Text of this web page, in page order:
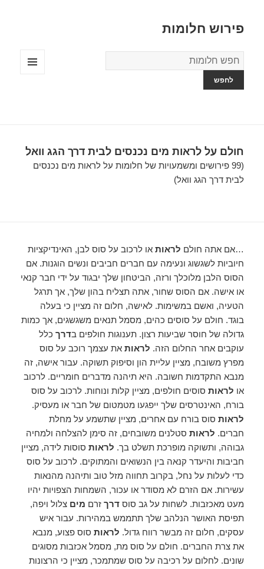
פירוש חלומות
מילון
החלומות
חולם על לראות מים נכנסים לבית דרך הגג וואל
(99 פירושים ומשמעויות של חלומות על לראות מים נכנסים
לבית דרך הגג וואל)
…אם אתה חולם לראות או לרכוב על סוס לבן, האינדיקציות
חיוביות לשגשוג ונעימה עם חברים חביבים ונשים הוגנות. אם
הסוס הלבן מלוכלך ורזה, הביטחון שלך יבגוד על ידי חבר קנאי
או אישה. אם הסוס שחור, אתה תצליח בהון שלך, אך תרגל
הטעיה, ואשם במשימות. לאישה, חלום זה מציין כי בעלה
בוגד. חולם על סוסים כהים, מסמל תנאים משגשגים, אך כמות
גדולה של חוסר שביעות רצון. תענוגות חולפים בדרך כלל
עוקבים אחר החלום הזה. לראות את עצמך רוכב על סוס
מפרץ משובח, מציין עליית הון וסיפוק תשוקה. עבור אישה, זה
מנבא התקדמות חשובה. היא תיהנה מדברים חומריים. לרכוב
או לראות סוסים חולפים, מציין קלות ונוחות. לרכוב על סוס
בורח, האינטרסים שלך ייפגעו מטמטום של חבר או מעסיק.
לראות סוס בורח עם אחרים, מציין שתשמע על מחלת
חברים. לראות סטלנים משובחים, זה סימן להצלחה ולמחיה
גבוהה, ותשוקה מופרכת תשלט בך. לראות סוסות לידה, מציין
חביבות והיעדר קנאה בין הנשואים והמתוקים. לרכוב על סוס
כדי לעלות על נחל, בקרוב תחווה מזל טוב ותיהנה מהנאות
עשירות. אם הזרם לא מסודר או עכור, השמחות הצפויות יהיו
מעט מאכזבות. לשחות על גב סוסדרך זרם מים צלול ויפה,
תפיסת האושר הנלהב שלך תתממש במהירות. עבור איש
עסקים, חלום זה מבשר רווח גדול. לראות סוס פצוע, מנבא
את צרת החברים. חולם על סוס מת, מסמל אכזבות מסוגים
שונים. לחלום על רכיבה על סוס שמתמכר, מציין כי הרצונות